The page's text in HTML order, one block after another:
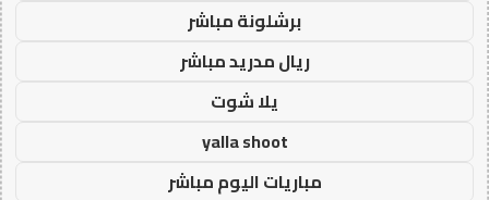
برشلونة مباشر
ريال مدريد مباشر
يلا شوت
yalla shoot
مباريات اليوم مباشر